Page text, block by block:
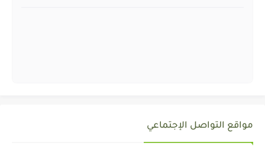
مواقع التواصل الإجتماعي